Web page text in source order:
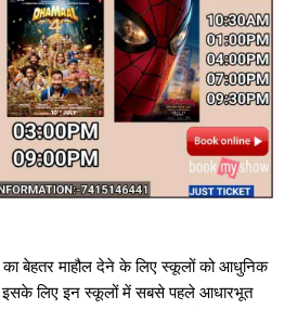
का बेहतर माहौल देने के लिए स्कूलों को आधुनिक
इसके लिए इन स्कूलों में सबसे पहले आधारभूत